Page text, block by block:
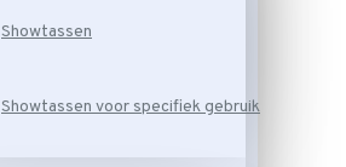
Showtassen
Showtassen voor specifiek gebruik